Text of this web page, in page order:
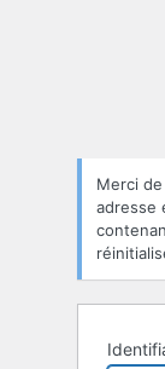
Merci
adresse